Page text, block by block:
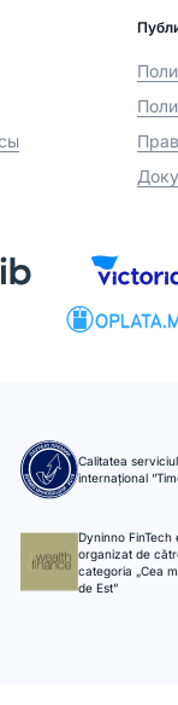
Calitatea
internațional
Dyninno FinTech
organizat de
categoria „Cea
de Est”